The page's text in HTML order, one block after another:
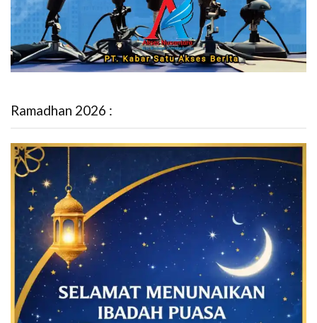
Ramadhan 2026 :